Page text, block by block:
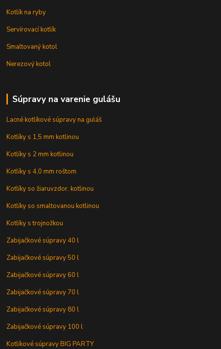
Kotlík na ryby
Servírovací kotlík
Smaltovaný kotol
Nerezový kotol
Súpravy na varenie gulášu
Lacné kotlíkové súpravy na guláš
Kotlíky s 1,5 mm kotlinou
Kotlíky s 2 mm kotlinou
Kotlíky s 4,0 mm roštom
Kotlíky so žiaruvzdor. kotlinou
Kotlíky so smaltovanou kotlinou
Kotlíky s trojnožkou
Zabijačkové súpravy 40 l
Zabijačkové súpravy 50 l
Zabijačkové súpravy 60 l
Zabijačkové súpravy 70 l
Zabijačkové súpravy 80 l
Zabijačkové súpravy 100 l
Kotlíkové súpravy BIG PARTY